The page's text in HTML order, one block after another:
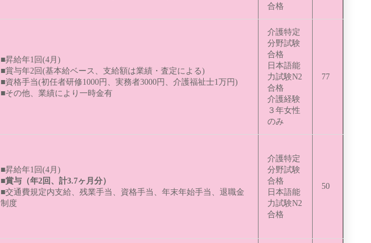
合格
■昇給年1回(4月)
■賞与年2回(基本給ベース、支給額は業績・査定による)
■資格手当(初任者研修1000円、実務者3000円、介護福祉士1万円)
■その他、業績により一時金有
介護特定
分野試験
合格
日本語能
力試験N2
合格
介護経験
３年女性
のみ
77
■昇給年1回(4月)
■賞与（年2回、計3.7ヶ月分）
■交通費規定内支給、残業手当、資格手当、年末年始手当、退職金
制度
介護特定
分野試験
合格
日本語能
力試験N2
合格
50